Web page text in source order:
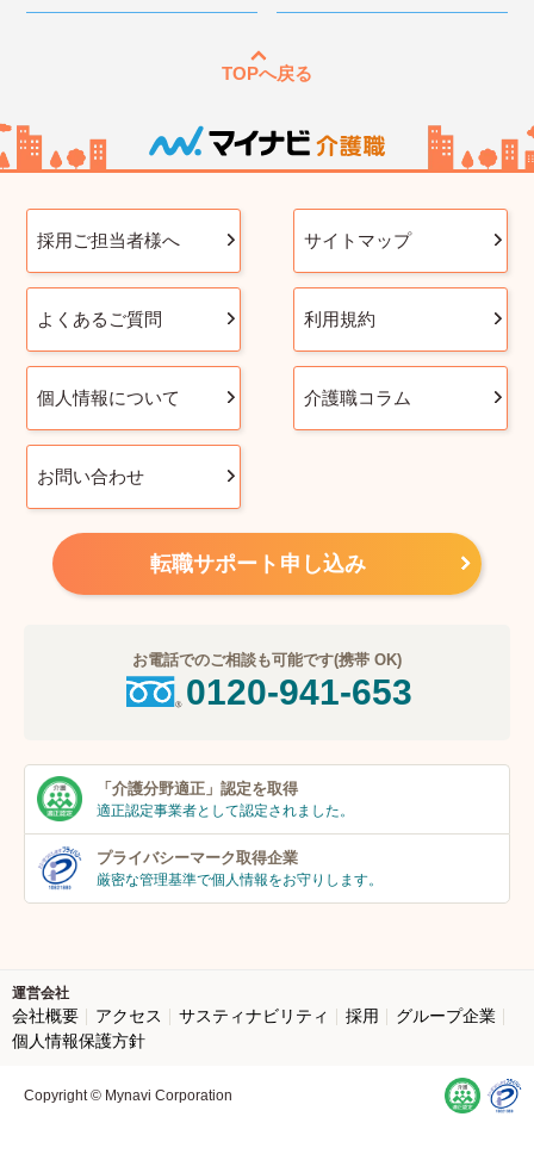
TOPへ戻る
採用ご担当者様へ サイトマップ
よくあるご質問 利用規約
個人情報について 介護職コラム
お問い合わせ
転職サポート申し込み
お電話でのご相談も可能です(携帯 OK)
0120-941-653
「介護分野適正」 認定を取得
適正認定事業者として認定されました。
プライバシーマーク取得企業
厳密な管理基準で個人情報をお守りします。
運営会社
会社概要 アクセス サスティナビリティ 採用
グループ企業
個人情報保護方針
Copyright © Mynavi Corporation